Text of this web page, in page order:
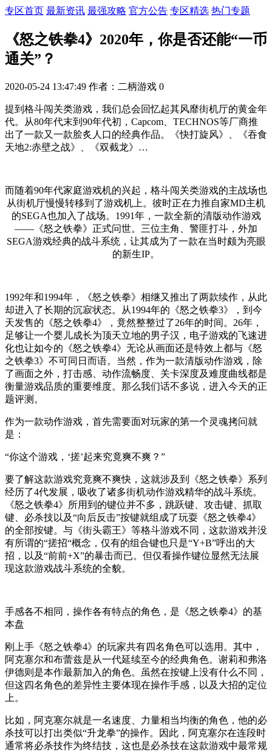
专区首页 最新资讯 最强攻略 官方公告 专区精选 热门专题
《怒之铁拳4》2020年，你是否还能“一币
通关”？
2020-05-24 13:47:49 作者：二柄游戏 0
提到格斗闯关类游戏，我们总会回忆起其风靡街机厅的黄金年
代。从80年代末到90年代初，Capcom、TECHNOS等厂商推
出了一款又一款脍炙人口的经典作品。《快打旋风》、《吞食
天地2:赤壁之战》、《双截龙》…
而随着90年代家庭游戏机的兴起，格斗闯关类游戏的主战场也
从街机厅慢慢转移到了游戏机上。彼时正在力推自家MD主机
的SEGA也加入了战场。1991年，一款全新的清版动作游戏
——《怒之铁拳》正式问世。三位主角、警匪打斗，外加
SEGA游戏经典的战斗系统，让其成为了一款在当时颇为亮眼
的新生IP。
1992年和1994年，《怒之铁拳》相继又推出了两款续作，从此
却进入了长期的沉寂状态。从1994年的《怒之铁拳3》，到今
天发售的《怒之铁拳4》，竟然整整过了26年的时间。26年，
足够让一个婴儿成长为顶天立地的男子汉，电子游戏的飞速进
化也让如今的《怒之铁拳4》无论从画面还是特效上都与《怒
之铁拳3》不可同日而语。当然，作为一款清版动作游戏，除
了画面之外，打击感、动作流畅度、关卡深度及难度曲线都是
衡量游戏品质的重要维度。那么我们话不多说，进入今天的正
题评测。
作为一款动作游戏，首先需要面对玩家的第一个灵魂拷问就
是：
“你这个游戏，‘搓’起来究竟爽不爽？”
要了解这款游戏究竟爽不爽快，这就涉及到《怒之铁拳》系列
经历了4代发展，吸收了诸多街机动作游戏精华的战斗系统。
《怒之铁拳4》所用到的键位并不多，跳跃键、攻击键、抓取
键、必杀技以及“向后反击”按键就组成了玩耍《怒之铁拳4》
的全部按键。与《街头霸王》等格斗游戏不同，这款游戏并没
有所谓的“搓招“概念，仅有的组合键也只是“Y+B”呼出的大
招，以及“前前+X”的暴击而已。但仅看操作键位显然无法展
现这款游戏战斗系统的全貌。
手感各不相同，操作各有特点的角色，是《怒之铁拳4》的基
本盘
刚上手《怒之铁拳4》的玩家共有四名角色可以选用。其中，
阿克塞尔和布蕾兹是从一代延续至今的经典角色。谢莉和弗洛
伊德则是本作最新加入的角色。虽然在按键上没有什么不同，
但这四名角色的差异性主要体现在操作手感，以及大招的定位
上。
比如，阿克塞尔就是一名速度、力量相当均衡的角色，他的必
杀技可以打出类似“升龙拳”的操作。因此，阿克塞尔在连段时
通常将必杀技作为终结技，这也是必杀技在这款游戏中最常规